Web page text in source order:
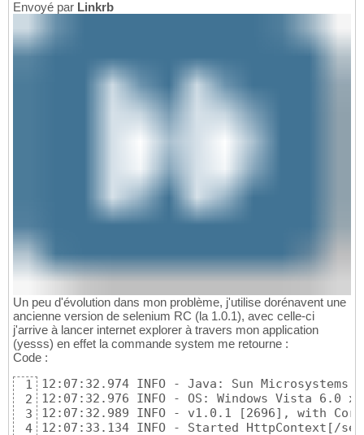
Envoyé par Linkrb
Un peu d'évolution dans mon problème, j'utilise dorénavent une
ancienne version de selenium RC (la 1.0.1), avec celle-ci
j'arrive à lancer internet explorer à travers mon application
(yesss) en effet la commande system me retourne :
Code :
1
2
3
4
12:07:32.974 INFO - Java: Sun
12:07:32.976 INFO - OS: Windows Vista 6.0
12:07:32.989 INFO - v1.0.1 [2696], with Core
12:07:33.134 INFO - Started HttpContext[/